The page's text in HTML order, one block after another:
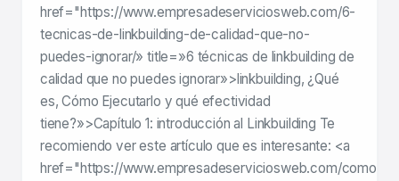
href="https://www.empresadeserviciosweb.com/6-
tecnicas-de-linkbuilding-de-calidad-que-no-
puedes-ignorar/» title=»6 técnicas de linkbuilding de
calidad que no puedes ignorar»>linkbuilding, ¿Qué
es, Cómo Ejecutarlo y qué efectividad
tiene?»>Capítulo 1: introducción al Linkbuilding Te
recomiendo ver este artículo que es interesante: <a
href="https://www.empresadeserviciosweb.com/como-